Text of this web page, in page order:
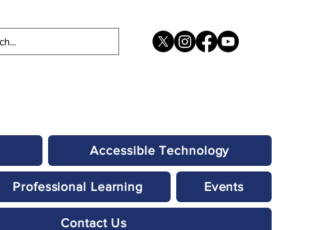
Accessible Technology
Professional Learning Events
Contact Us